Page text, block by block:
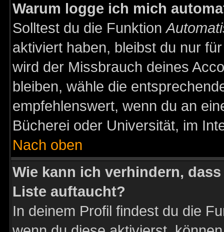
Warum logge ich mich
Solltest du die Funktion
aktiviert haben, bleibst du nur
wird der Missbrauch deines
bleiben, wähle die
empfehlenswert, wenn du an
Bücherei oder Universität, im
Nach oben
Wie kann ich verhindern,
Liste auftaucht?
In deinem Profil findest du die